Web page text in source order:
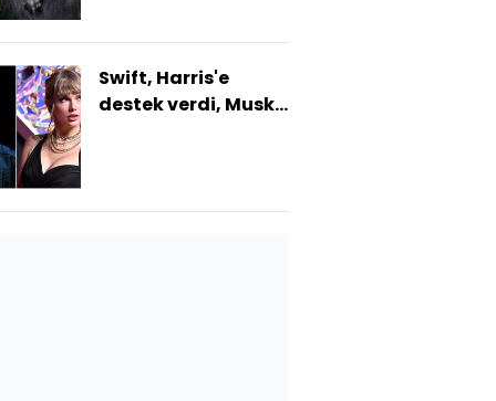
Swift, Harris'e
destek verdi, Musk